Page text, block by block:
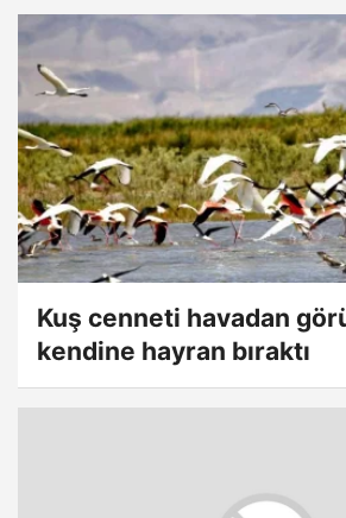
Kuş cenneti havadan
kendine hayran bıraktı